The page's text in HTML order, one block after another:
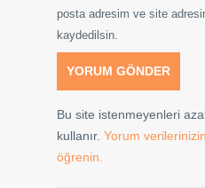
posta adresim ve site
kaydedilsin.
Bu site istenmeyenleri
kullanır. Yorum
öğrenin.